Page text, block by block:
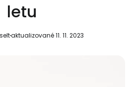
letu
aktualizované 11. 11. 2023